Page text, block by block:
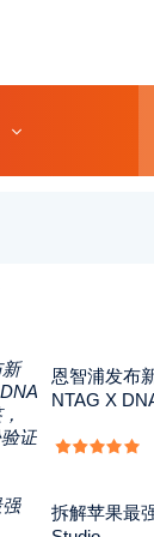
恩智浦发布
NTAG X
全身份验证
拆解苹果最